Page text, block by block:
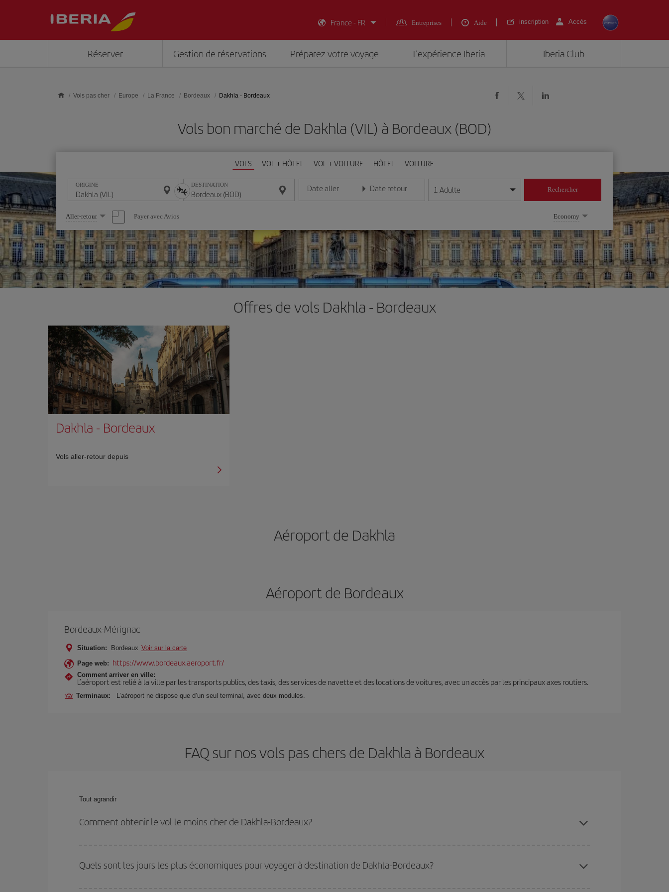
France - FR
Entreprises Aide inscription Accès
Réserver Gestion de réservations Préparez votre voyage L’expérience Iberia Iberia Club
Vols pas cher Europe La France Bordeaux Dakhla - Bordeaux
Vols bon marché de Dakhla (VIL) à Bordeaux (BOD)
VOLS VOL + HÔTEL VOL + VOITURE HÔTEL VOITURE
ORIGINE DESTINATION Date aller
Entrez la date au format jour/mois/année
Date retour
Entrez la date au format jour/mois/année
1 Adulte Rechercher
Sélectionnez
une
option
Aller-retour Payer avec Avios Economy
Offres de vols Dakhla - Bordeaux
Dakhla - Bordeaux
Vols aller-retour depuis
Aéroport de Dakhla
Aéroport de Bordeaux
Bordeaux-Mérignac
Situation: Bordeaux Voir sur la carte
Page web: https://www.bordeaux.aeroport.fr/
Comment arriver en ville:
L’aéroport est relié à la ville par les transports publics, des taxis, des services de navette et des locations de voitures, avec un accès par les principaux axes routiers.
Terminaux: L’aéroport ne dispose que d’un seul terminal, avec deux modules.
FAQ sur nos vols pas chers de Dakhla à Bordeaux
Tout agrandir
Comment obtenir le vol le moins cher de Dakhla-Bordeaux?
dates et les horaires de votre aller-retour.
Quels sont les jours les plus économiques pour voyager à destination de Dakhla-Bordeaux?